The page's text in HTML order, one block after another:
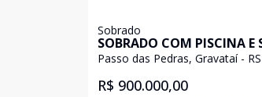
Sobrado
SOBRADO COM PISCINA E
GRAVATAÍ
Passo das Pedras, Gravataí - RS
R$ 900.000,00